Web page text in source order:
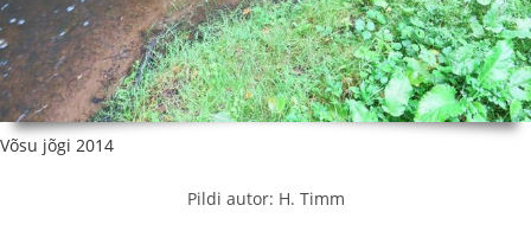
Võsu jõgi 2014
Pildi autor: H. Timm